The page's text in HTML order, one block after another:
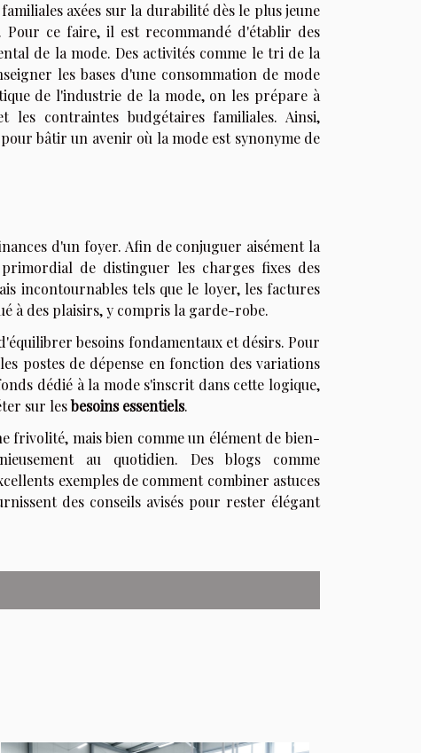
axées sur la durabilité dès le plus jeune
ce faire, il est recommandé d'établir des
de la mode. Des activités comme le tri de la
les bases d'une consommation de mode
de l'industrie de la mode, on les prépare à
contraintes budgétaires familiales. Ainsi,
bâtir un avenir où la mode est synonyme de
d'un foyer. Afin de conjuguer aisément la
de distinguer les charges fixes des
incontournables tels que le loyer, les factures
à des plaisirs, y compris la garde-robe.
besoins fondamentaux et désirs. Pour
postes de dépense en fonction des variations
dédié à la mode s'inscrit dans cette logique,
sur lesbesoins essentiels.
frivolité, mais bien comme un élément de bien-
au quotidien. Des blogs comme
exemples de comment combiner astuces
des conseils avisés pour rester élégant